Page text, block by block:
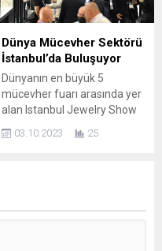
şirketimiz Koç Holding
işbirliğiyle
gerçekleştirdiğimiz
yatırımların sayısı 11’e ulaştı.
Yeni stratejimizle, hızlı
büyüme potansiyeli olan
girişimleri merkeze alıyor ve
doğru yatırımlarla küresel
pazardaki payımızı da
Dünya Mücevher Sektörü
İstanbul’da Buluşuyor
Dünyanın en büyük 5
mücevher fuarı arasında yer
alan Istanbul Jewelry Show
Ekim 2023 tarihleri arasında
03.10.2023 25